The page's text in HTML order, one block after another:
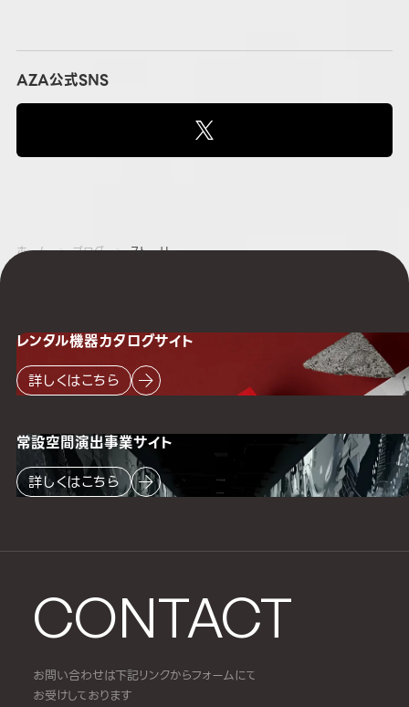
ホーム ブログ ストーリー
AZA公式SNS
CONTACT
お問い合わせは下記リンクからフォームにて
お受けしております
レンタル機器カタログサイト
詳しくはこちら
常設空間演出事業サイト
詳しくはこちら